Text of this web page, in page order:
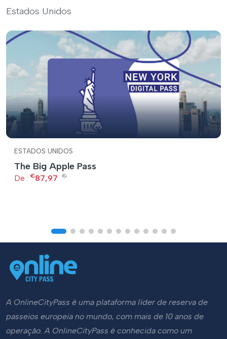
Estados Unidos
ESTADOS UNIDOS
The Big Apple Pass
De : €87,97 €
A OnlineCityPass é uma plataforma líder de reserva de
passeios europeia no mundo, com mais de 10 anos de
operação. A OnlineCityPass é conhecida como um